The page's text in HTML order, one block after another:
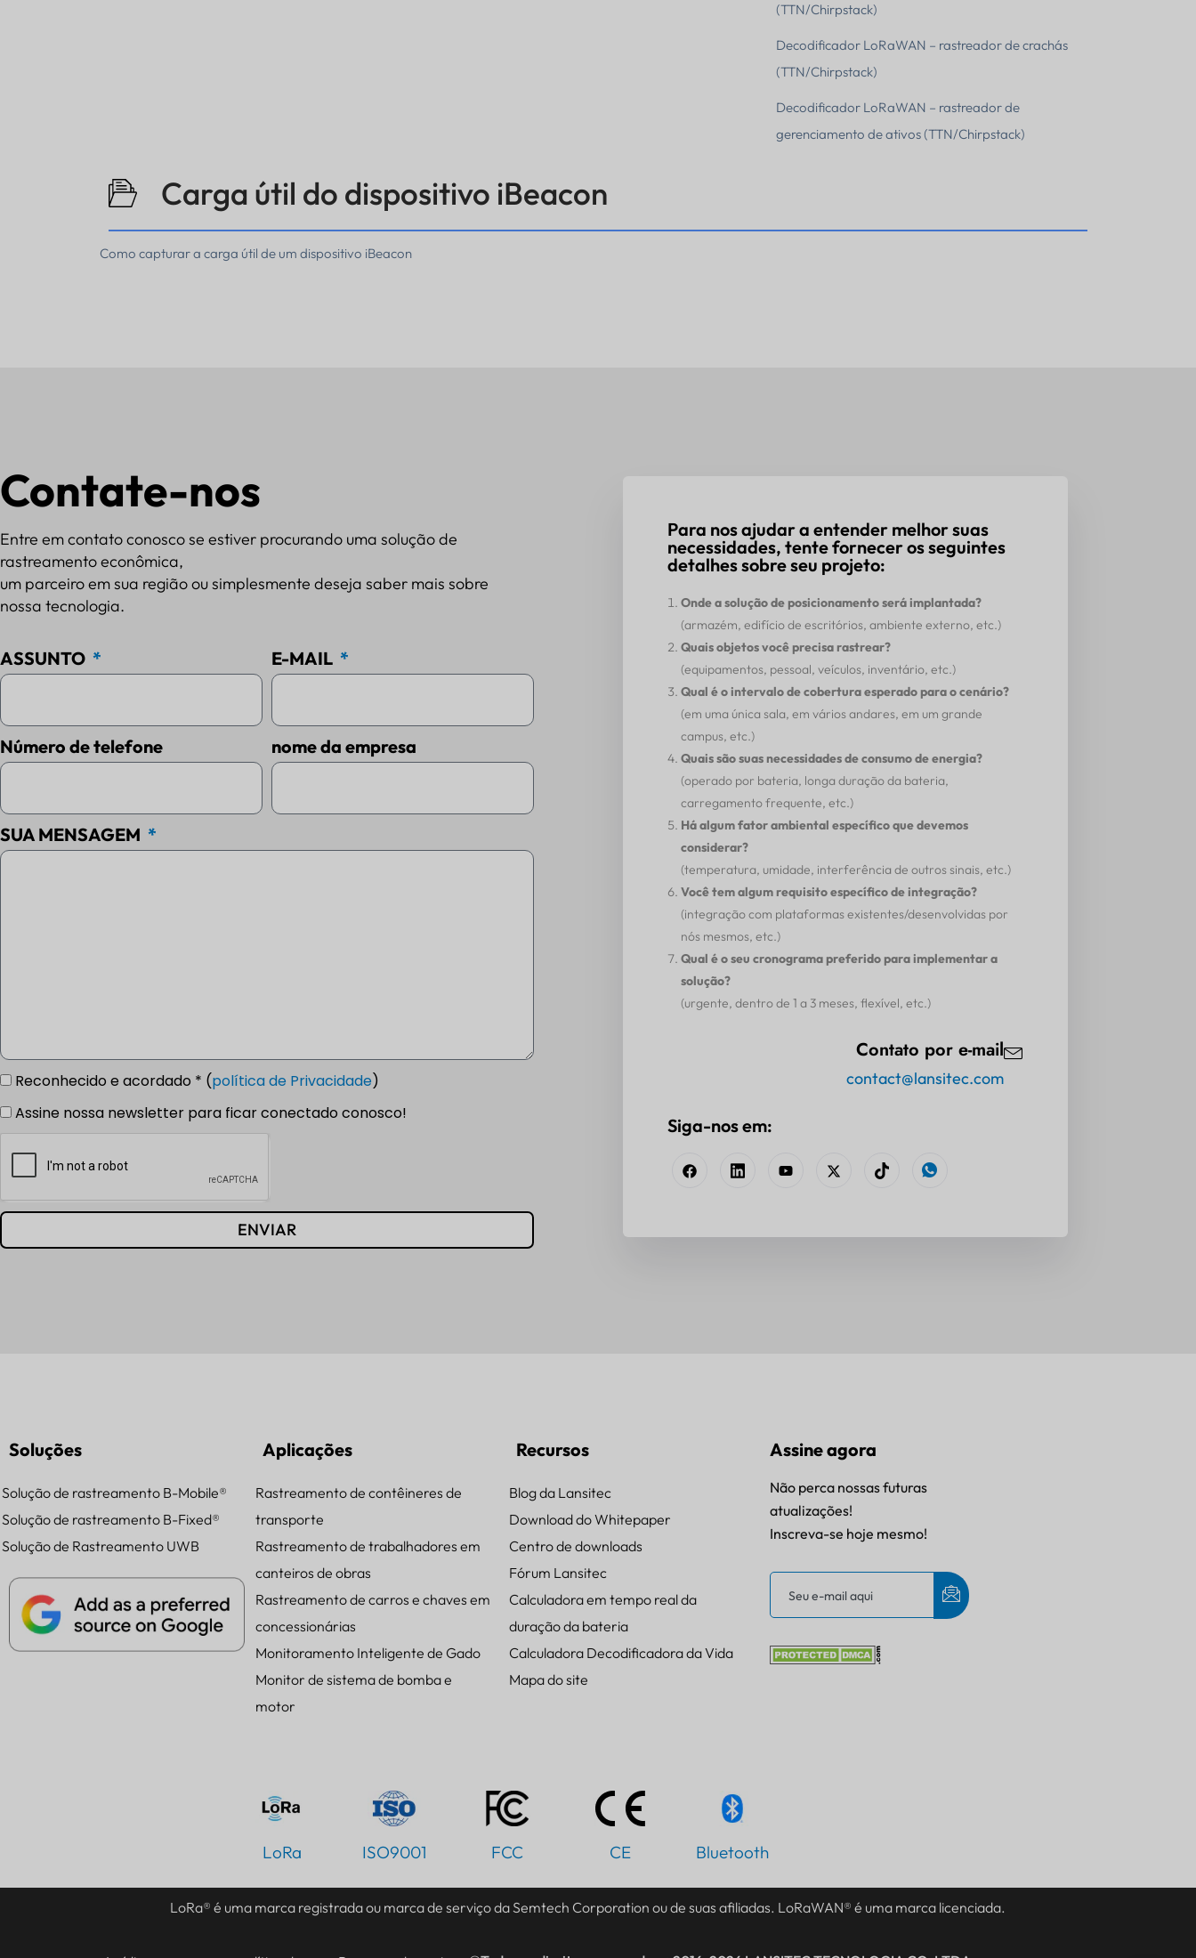
(TTN/Chirpstack)
Decodificador LoRaWAN – rastreador de crachás
(TTN/Chirpstack)
Decodificador LoRaWAN – rastreador de
gerenciamento de ativos (TTN/Chirpstack)
Carga útil do dispositivo iBeacon
Como capturar a carga útil de um dispositivo iBeacon
Contate-nos
Entre em contato conosco se estiver procurando uma solução de
rastreamento econômica,
um parceiro em sua região ou simplesmente deseja saber mais sobre
nossa tecnologia.
ASSUNTO E-MAIL
Número de telefone nome da empresa
SUA MENSAGEM
Reconhecido e acordado * (política de Privacidade)
Assine nossa newsletter para ficar conectado conosco!
ENVIAR
Para nos ajudar a entender melhor suas
necessidades, tente fornecer os seguintes
detalhes sobre seu projeto:
Onde a solução de posicionamento será implantada?
(armazém, edifício de escritórios, ambiente externo, etc.)
Quais objetos você precisa rastrear?
(equipamentos, pessoal, veículos, inventário, etc.)
Qual é o intervalo de cobertura esperado para o cenário?
(em uma única sala, em vários andares, em um grande
campus, etc.)
Quais são suas necessidades de consumo de energia?
(operado por bateria, longa duração da bateria,
carregamento frequente, etc.)
Há algum fator ambiental específico que devemos
considerar?
(temperatura, umidade, interferência de outros sinais, etc.)
Você tem algum requisito específico de integração?
(integração com plataformas existentes/desenvolvidas por
nós mesmos, etc.)
Qual é o seu cronograma preferido para implementar a
solução?
(urgente, dentro de 1 a 3 meses, flexível, etc.)
Contato por e-mail
contact@lansitec.com
Siga-nos em:
Soluções
Solução de rastreamento B-Mobile®
Solução de rastreamento B-Fixed®
Solução de Rastreamento UWB
Aplicações
Rastreamento de contêineres de
transporte
Rastreamento de trabalhadores em
canteiros de obras
Rastreamento de carros e chaves em
concessionárias
Monitoramento Inteligente de Gado
Monitor de sistema de bomba e
motor
Recursos
Blog da Lansitec
Download do Whitepaper
Centro de downloads
Fórum Lansitec
Calculadora em tempo real da
duração da bateria
Calculadora Decodificadora da Vida
Mapa do site
Assine agora
Não perca nossas futuras
atualizações!
Inscreva-se hoje mesmo!
LoRa ISO9001 FCC CE Bluetooth
LoRa® é uma marca registrada ou marca de serviço da Semtech Corporation ou de suas afiliadas. LoRaWAN® é uma marca licenciada.
FR